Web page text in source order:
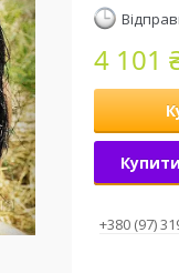
4 101
+380 (97)